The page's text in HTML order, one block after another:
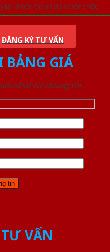
tài khoản thành viên thân thiết
ĐĂNG KÝ TƯ VẤN
BẢNG GIÁ
nhất từ chúng tôi
VẤN